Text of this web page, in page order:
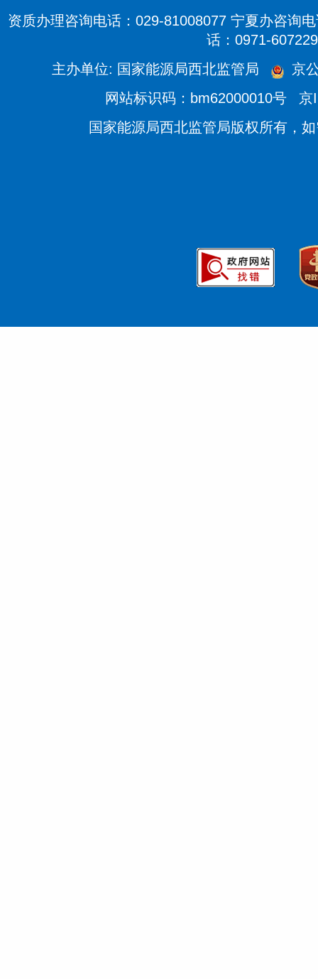
资质办理咨询电话：029-81008077 宁夏办咨询
话：0971-
主办单位: 国家能源局西北监管局
京
网站标识码：bm62000010号
京
国家能源局西北监管局版权所有，